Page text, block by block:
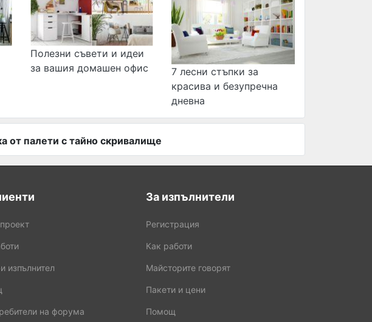
Полезни съвети и идеи
за вашия домашен офис
7 лесни стъпки за
красива и безупречна
дневна
от палети с тайно скривалище
изпълнител
на форума
За изпълнители
Регистрация
Как работи
Майсторите говорят
Пакети и цени
Помощ